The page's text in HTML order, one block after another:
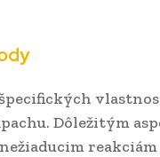
Dôležitým